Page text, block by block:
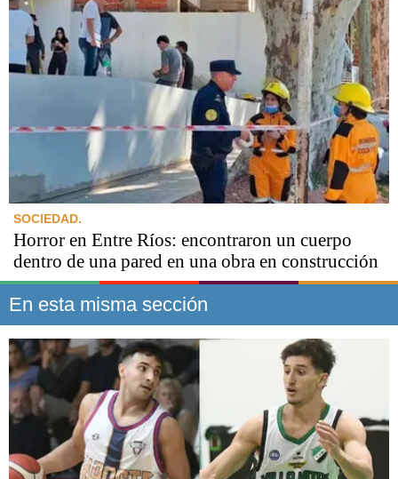
SOCIEDAD.
Horror en Entre Ríos: encontraron un cuerpo
dentro de una pared en una obra en construcción
En esta misma sección